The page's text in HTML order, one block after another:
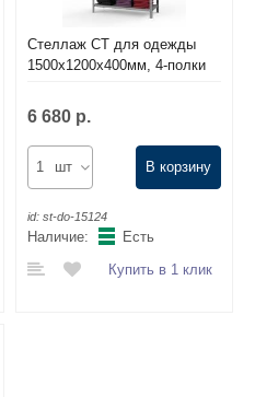
Стеллаж СТ для одежды
1500х1200х400мм, 4-полки
6 680 р.
шт В корзину
id: st-do-15124
Наличие:
Есть
Купить в 1 клик